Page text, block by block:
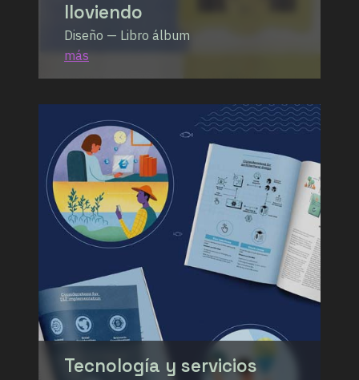
lloviendo
Diseño — Libro álbum
más
Tecnología y servicios